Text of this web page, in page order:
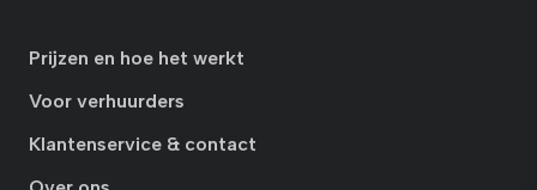
Prijzen en hoe het werkt
Voor verhuurders
Klantenservice & contact